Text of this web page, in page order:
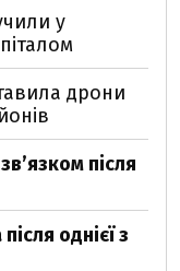
у
дрони
після
однієї з